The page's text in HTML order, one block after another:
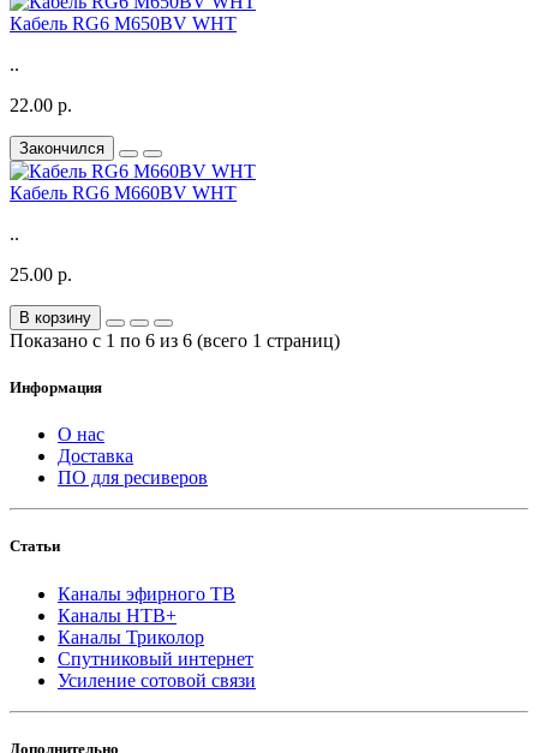
Кабель RG6 M650BV WHT
..
22.00 р.
Закончился
Кабель RG6 M660BV WHT
..
25.00 р.
В корзину
Показано с 1 по 6 из 6 (всего 1 страниц)
Информация
О нас
Доставка
ПО для ресиверов
Статьи
Каналы эфирного ТВ
Каналы НТВ+
Каналы Триколор
Спутниковый интернет
Усиление сотовой связи
Дополнительно